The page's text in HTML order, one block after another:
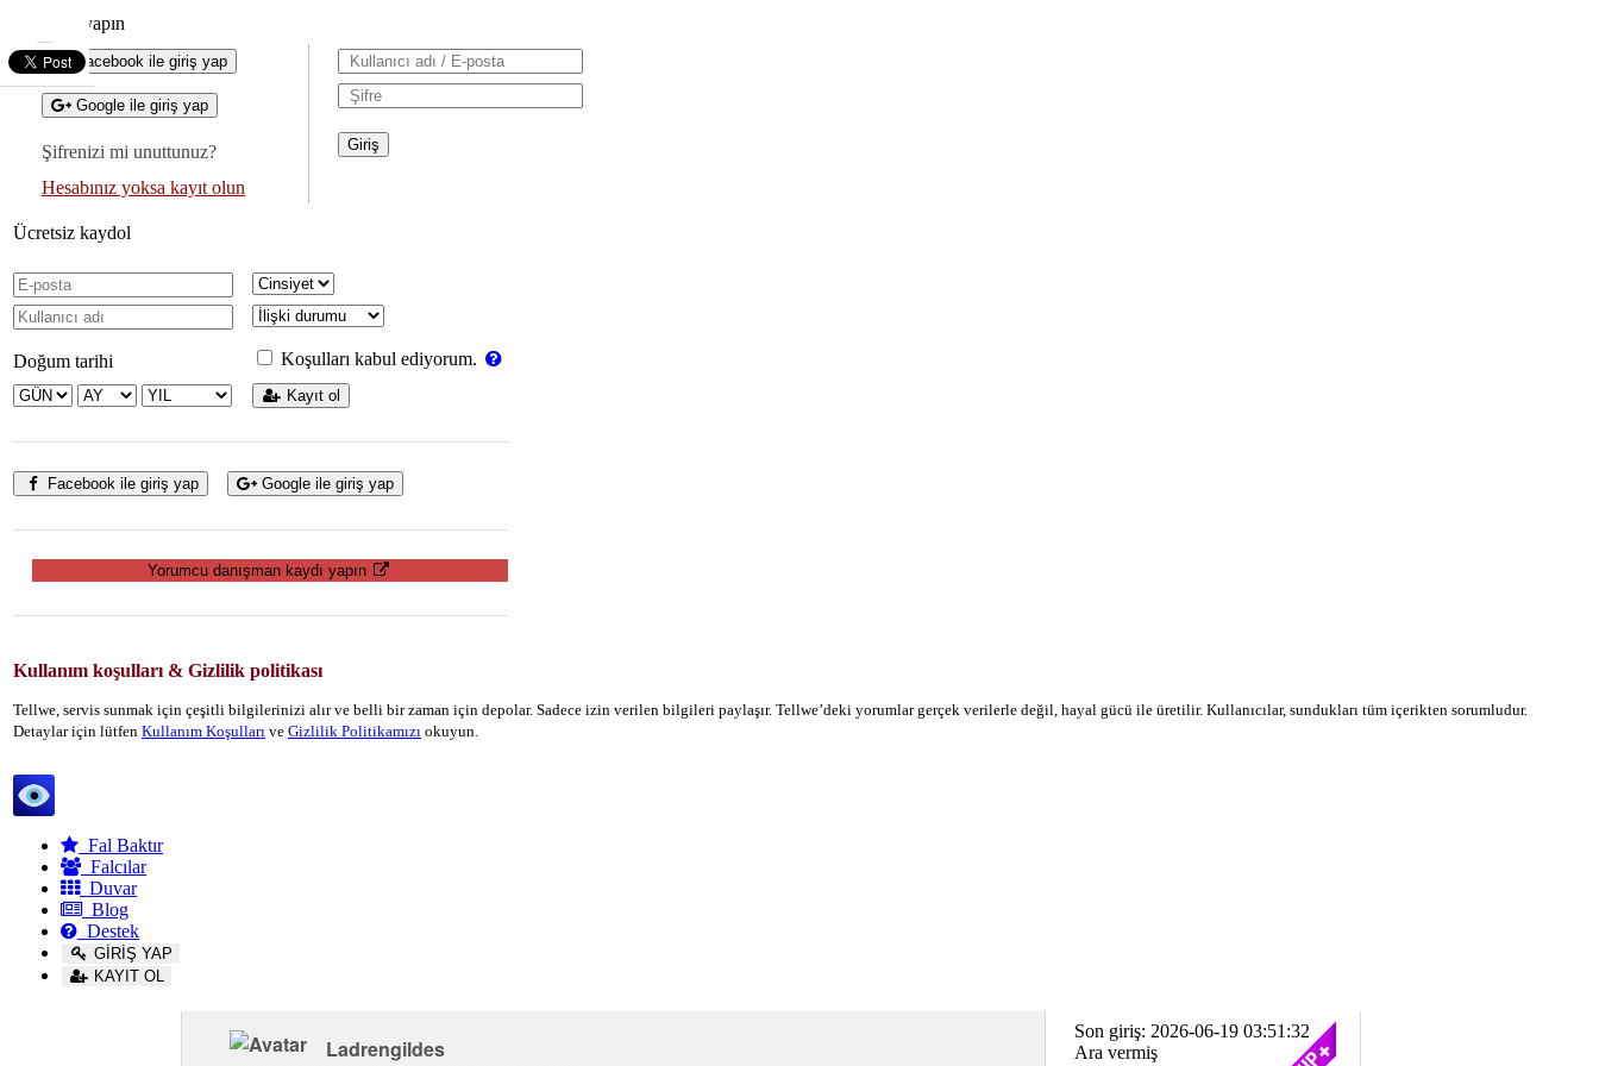
Giriş yapın
Facebook ile giriş yap
Google ile giriş yap
Şifrenizi mi unuttunuz?
Hesabınız yoksa kayıt olun
Ücretsiz kaydol
Doğum tarihi Koşulları kabul ediyorum.
Kayıt ol
Facebook ile giriş yap Google ile giriş yap
Yorumcu danışman kaydı yapın
Kullanım koşulları & Gizlilik politikası
Tellwe, servis sunmak için çeşitli bilgilerinizi alır ve belli bir zaman için depolar. Sadece izin verilen bilgileri paylaşır. Tellwe’deki yorumlar gerçek verilerle değil, hayal gücü ile üretilir. Kullanıcılar, sundukları tüm içerikten sorumludur.
Detaylar için lütfen Kullanım Koşulları ve Gizlilik Politikamızı okuyun.
Fal Baktır
Falcılar
Duvar
Blog
Destek
GİRİŞ YAP
KAYIT OL
Son giriş: 2026-06-19 03:51:32
Ara vermiş
Ladrengildes